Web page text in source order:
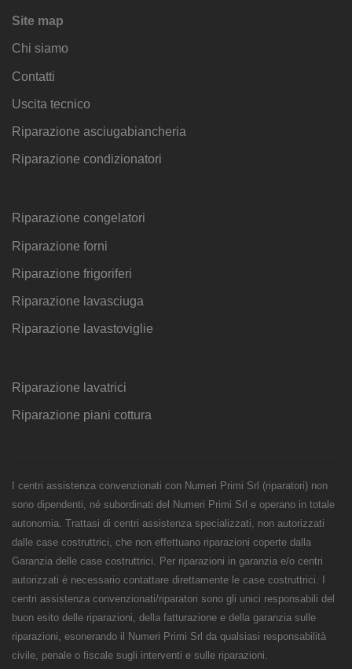
Site map
Chi siamo
Contatti
Uscita tecnico
Riparazione asciugabiancheria
Riparazione condizionatori
Riparazione congelatori
Riparazione forni
Riparazione frigoriferi
Riparazione lavasciuga
Riparazione lavastoviglie
Riparazione lavatrici
Riparazione piani cottura
I centri assistenza convenzionati con Numeri Primi Srl (riparatori) non
sono dipendenti, né subordinati del Numeri Primi Srl e operano in totale
autonomia. Trattasi di centri assistenza specializzati, non autorizzati
dalle case costruttrici, che non effettuano riparazioni coperte dalla
Garanzia delle case costruttrici. Per riparazioni in garanzia e/o centri
autorizzati è necessario contattare direttamente le case costruttrici. I
centri assistenza convenzionati/riparatori sono gli unici responsabili del
buon esito delle riparazioni, della fatturazione e della garanzia sulle
riparazioni, esonerando il Numeri Primi Srl da qualsiasi responsabilità
civile, penale o fiscale sugli interventi e sulle riparazioni.